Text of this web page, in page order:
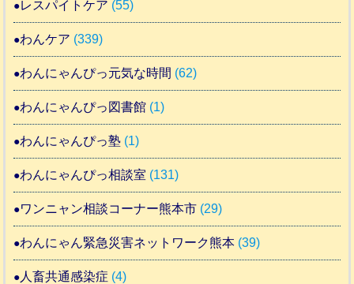
レスパイトケア (55)
わんケア (339)
わんにゃんぴっ元気な時間 (62)
わんにゃんぴっ図書館 (1)
わんにゃんぴっ塾 (1)
わんにゃんぴっ相談室 (131)
ワンニャン相談コーナー熊本市 (29)
わんにゃん緊急災害ネットワーク熊本 (39)
人畜共通感染症 (4)